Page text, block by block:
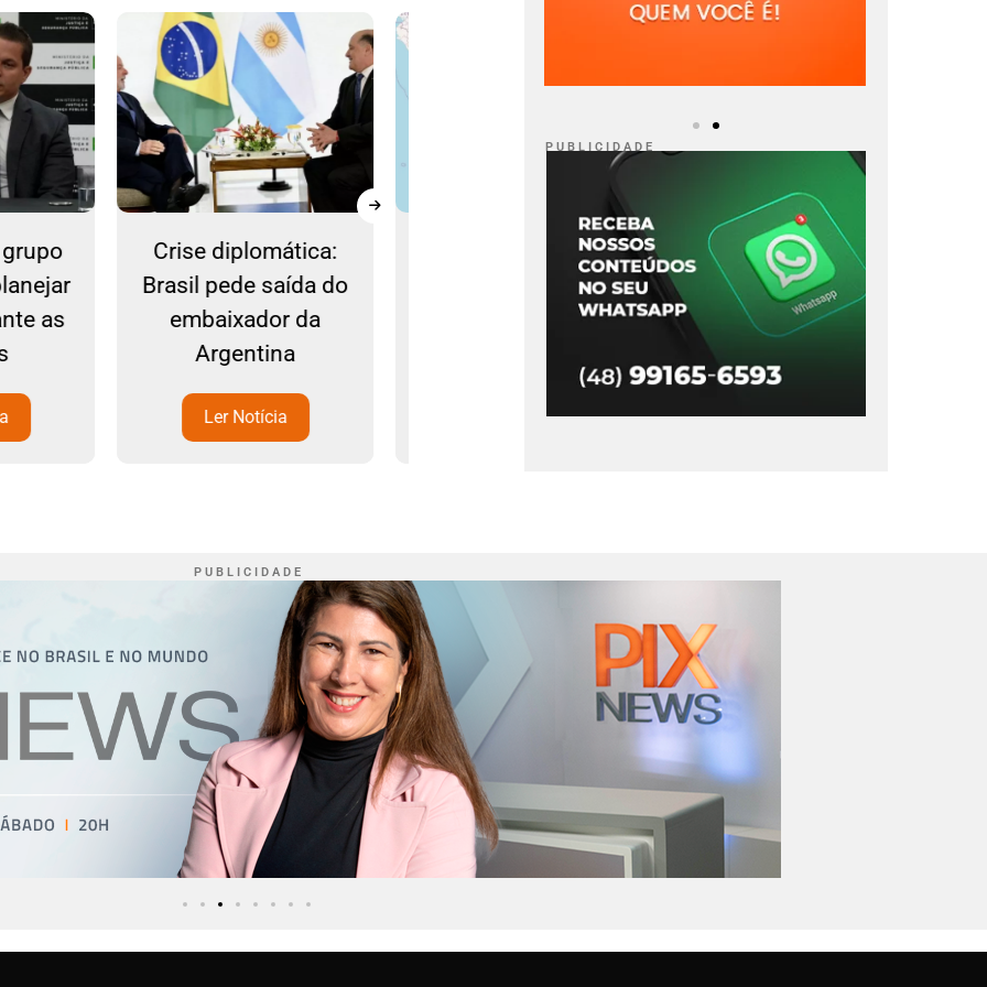
saída do
da
Seca, tempestade e
vendaval: confira
avisos do Inmet
para hoje
Ler Notícia
EUA revogam visto
da embaixadora do
Brasil
Ler Notícia
Sancionada esta
semana, entenda o
que muda com a
Ler Notícia
P U B L I C I D A D E
P U B L I C I D A D E